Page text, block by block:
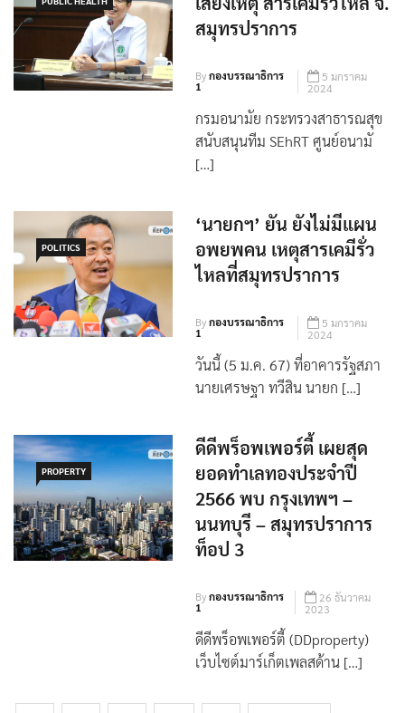
PUBLIC HEALTH
ทีม SEhRT ประเมินความ
เสี่ยงเหตุ สารเคมีรั่วไหล จ.
สมุทรปราการ
Byกองบรรณาธิการ
1
5 มกราคม
2024
กรมอนามัย กระทรวงสาธารณสุข
POLITICS
‘นายกฯ’ ยัน ยังไม่มีแผน
อพยพคน เหตุสารเคมีรั่ว
ไหลที่สมุทรปราการ
Byกองบรรณาธิการ
1
5 มกราคม
2024
วันนี้ (5 ม.ค. 67) ที่อาคารรัฐสภา
PROPERTY
ดีดีพร็อพเพอร์ตี้ เผยสุด
ยอดทำเลทองประจำปี
2566 พบ กรุงเทพฯ –
นนทบุรี – สมุทรปราการ
ท็อป 3
Byกองบรรณาธิการ
1
26 ธันวาคม
2023
เว็บไซต์มาร์เก็ตเพลสด้าน […]